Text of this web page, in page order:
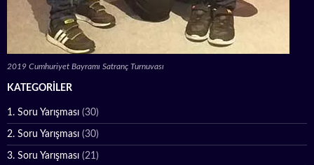
2019 Cumhuriyet Bayramı Satranç Turnuvası
KATEGORILER
1. Soru Yarışması (30)
2. Soru Yarışması (30)
3. Soru Yarışması (21)